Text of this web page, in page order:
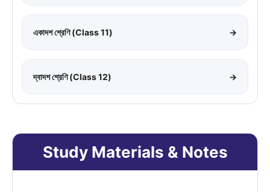
একাদশ শ্রেণি (Class 11) →
দ্বাদশ শ্রেণি (Class 12) →
Study Materials & Notes